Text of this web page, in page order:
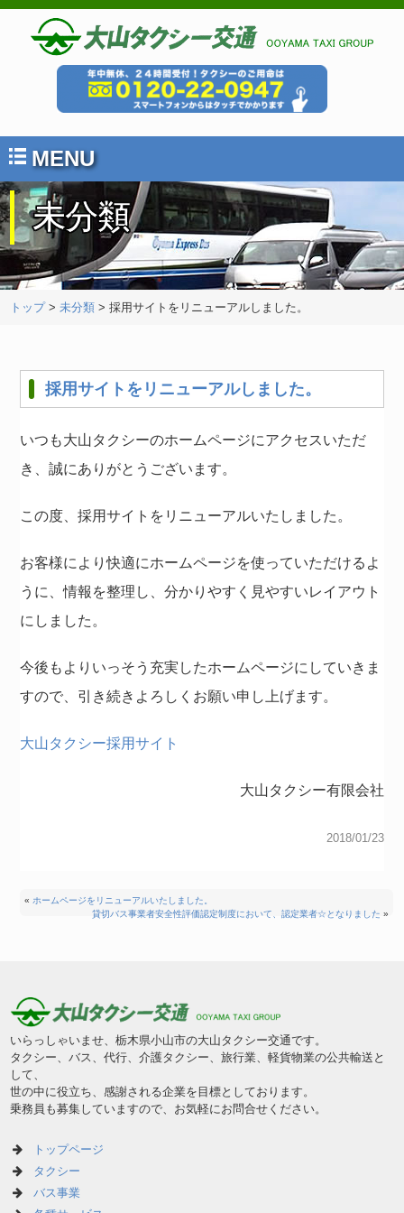
MENU
未分類
トップ>未分類 > 採用サイトをリニューアルしました。
採用サイトをリニューアルしました。
いつも大山タクシーのホームページにアクセスいただ
き、誠にありがとうございます。
この度、採用サイトをリニューアルいたしました。
お客様により快適にホームページを使っていただけるよ
うに、情報を整理し、分かりやすく見やすいレイアウト
にしました。
今後もよりいっそう充実したホームページにしていきま
すので、引き続きよろしくお願い申し上げます。
大山タクシー採用サイト
大山タクシー有限会社
2018/01/23
« ホームページをリニューアルいたしました。
貸切バス事業者安全性評価認定制度において、認定業者☆となりました »
いらっしゃいませ、栃木県小山市の大山タクシー交通です。
タクシー、バス、代行、介護タクシー、旅行業、軽貨物業の公共輸送と
して、
世の中に役立ち、感謝される企業を目標としております。
乗務員も募集していますので、お気軽にお問合せください。
トップページ
タクシー
バス事業